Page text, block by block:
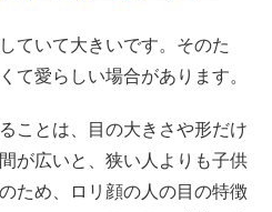
ていて大きいです。そのた
て愛らしい場合があります。
ことは、目の大きさや形だけ
が広いと、狭い人よりも子供
ため、ロリ顔の人の目の特徴